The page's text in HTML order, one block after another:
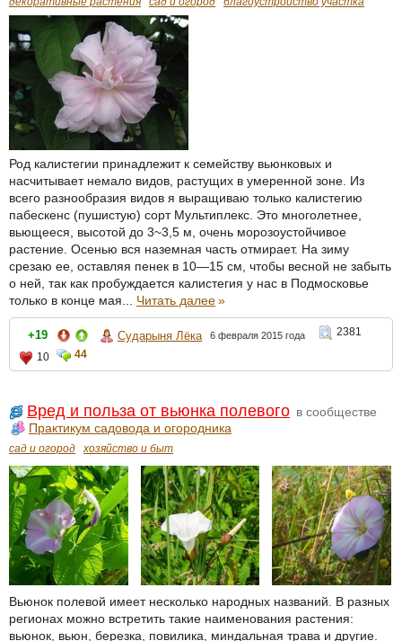
Род калистегии принадлежит к семейству вьюнковых и
насчитывает немало видов, растущих в умеренной зоне. Из
всего разнообразия видов я выращиваю только калистегию
пабескенс (пушистую) сорт Мультиплекс. Это многолетнее,
вьющееся, высотой до 3~3,5 м, очень морозоустойчивое
растение. Осенью вся наземная часть отмирает. На зиму
срезаю ее, оставляя пенек в 10—15 см, чтобы весной не забыть
о ней, так как пробуждается калистегия у нас в Подмосковье
только в конце мая... Читать далее»
+19 Сударыня Лёка 6 февраля 2015 года
2381
10
44
Вред и польза от вьюнка полевого в сообществе
Практикум садовода и огородника
сад и огород хозяйство и быт
Вьюнок полевой имеет несколько народных названий. В разных
регионах можно встретить такие наименования растения:
вьюнок, вьюн, березка, повилика, миндальная трава и другие.